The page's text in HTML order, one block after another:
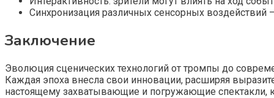
Синхронизация различных сенсорных воздействий
Заключение
Эволюция сценических технологий от тромпы до
Каждая эпоха внесла свои инновации, расширяя
настоящему захватывающие и погружающие спектакли,